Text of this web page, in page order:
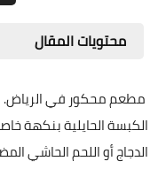
محتويات المقال
مطعم محكور في
الكبسة الحايلية بنكهة
الدجاج أو اللحم الحاشي